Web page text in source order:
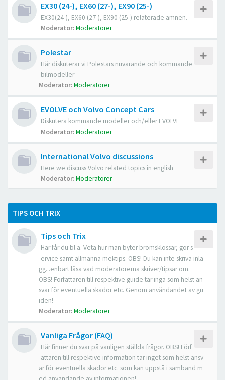
EX30 (24-), EX60 (27-), EX90 (25-)
EX30(24-), EX60 (27-), EX90 (25-) relaterade ämnen.
Moderator:Moderatorer
Polestar
Här diskuterar vi Polestars nuvarande och kommande
bilmodeller
Moderator:Moderatorer
EVOLVE och Volvo Concept Cars
Diskutera kommande modeller och/eller EVOLVE
Moderator:Moderatorer
International Volvo discussions
Here we discuss Volvo related topics in english
Moderator:Moderatorer
TIPS OCH TRIX
Tips och Trix
Här får du bl.a. Veta hur man byter bromsklossar, gör s
ervice samt allmänna mektips. OBS! Du kan inte skriva inlä
gg...enbart läsa vad moderatorerna skriver/tipsar om.
OBS! Författaren till respektive guide tar inga som helst an
svar för eventuella skador etc. Genom användandet av gu
iden!
Moderator:Moderatorer
Vanliga Frågor (FAQ)
Här finner du svar på vanligen ställda frågor. OBS! Förf
attaren till respektive information tar inget som helst ansv
ar för eventuella skador etc. som kan uppstå i samband m